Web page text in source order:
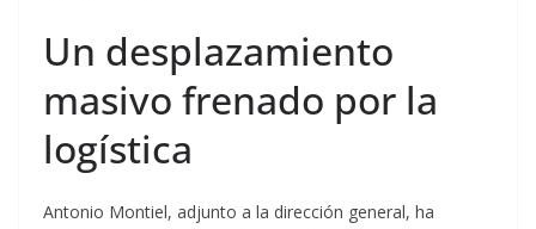
Un desplazamiento
masivo frenado por la
logística
Antonio Montiel, adjunto a la dirección general, ha